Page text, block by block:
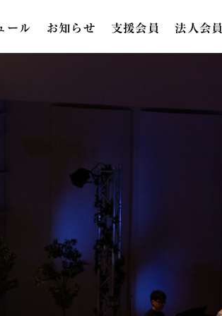
ール お知らせ 支援会員 法人会員